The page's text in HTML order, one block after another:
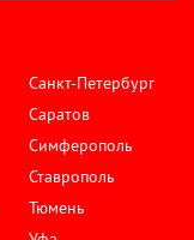
Санкт-Петербург
Саратов
Симферополь
Ставрополь
Тюмень